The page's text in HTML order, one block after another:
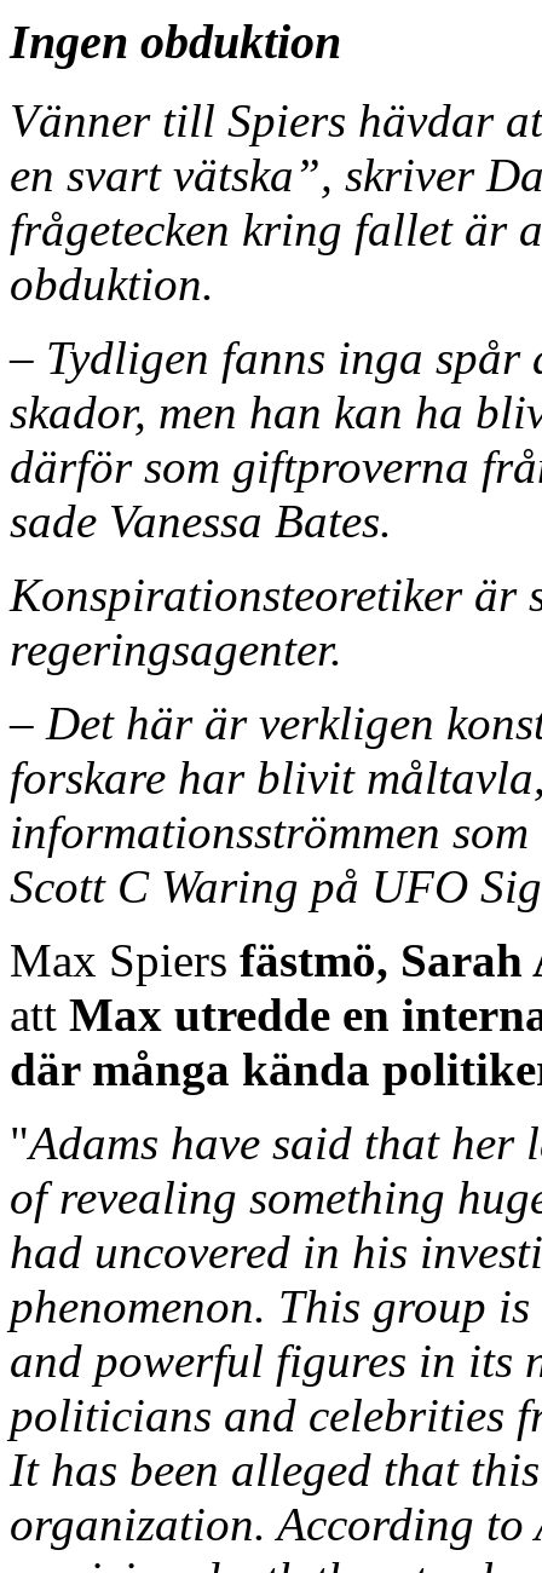
Ingen obduktion
Vänner till Spiers hävdar
en svart vätska”, skriver
frågetecken kring fallet är
obduktion.
– Tydligen fanns inga spår
skador, men han kan ha
därför som giftproverna
sade Vanessa Bates.
Konspirationsteoretiker är
regeringsagenter.
– Det här är verkligen
forskare har blivit
informationsströmmen
Scott C Waring på UFO
Max Spiers fästmö, Sarah
att Max utredde en
där många kända
"Adams have said that her
of revealing something
had uncovered in his
phenomenon. This group
and powerful figures in its
politicians and celebrities
It has been alleged that
organization. According to